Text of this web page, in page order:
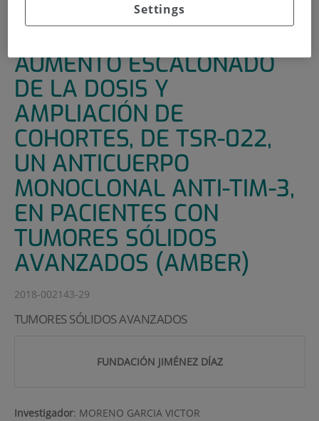
AUMENTO ESCALONADO
DE LA DOSIS Y
AMPLIACIÓN DE
COHORTES, DE TSR-022,
UN ANTICUERPO
MONOCLONAL ANTI-TIM-3,
EN PACIENTES CON
TUMORES SÓLIDOS
AVANZADOS (AMBER)
2018-002143-29
TUMORES SÓLIDOS AVANZADOS
FUNDACIÓN JIMÉNEZ DÍAZ
Investigador: MORENO GARCIA VICTOR
Settings